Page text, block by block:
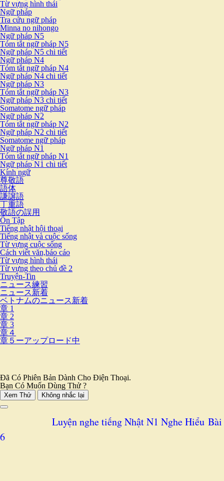
Từ vựng hình thái
Ngữ pháp
Tra cứu ngữ pháp
Minna no nihongo
Ngữ pháp N5
Tóm tắt ngữ pháp N5
Ngữ pháp N5 chi tiết
Ngữ pháp N4
Tóm tắt ngữ pháp N4
Ngữ pháp N4 chi tiết
Ngữ pháp N3
Tóm tắt ngữ pháp N3
Ngữ pháp N3 chi tiết
Somatome ngữ pháp
Ngữ pháp N2
Tóm tắt ngữ pháp N2
Ngữ pháp N2 chi tiết
Somatome ngữ pháp
Ngữ pháp N1
Tóm tắt ngữ pháp N1
Ngữ pháp N1 chi tiết
Kính ngữ
尊敬語
語体
謙譲語
丁重語
敬語の誤用
Ôn Tập
Tiếng nhật hội thoại
Tiếng nhật và cuộc sống
Từ vựng cuộc sống
Cách viết văn,báo cáo
Từ vựng hình thái
Từ vựng theo chủ đề 2
Truyện-Tin
ニュース練習
ニュース新着
ベトナムのニュース新着
章 1
章 2
章 3
章４
章５ーアップロード中
Đã Có Phiên Bản Dành Cho Điện Thoại.
Bạn Có Muốn Dùng Thử ?
Xem Thử Không nhắc lại
Luyện nghe tiếng Nhật N1 Nghe Hiểu Bài
6